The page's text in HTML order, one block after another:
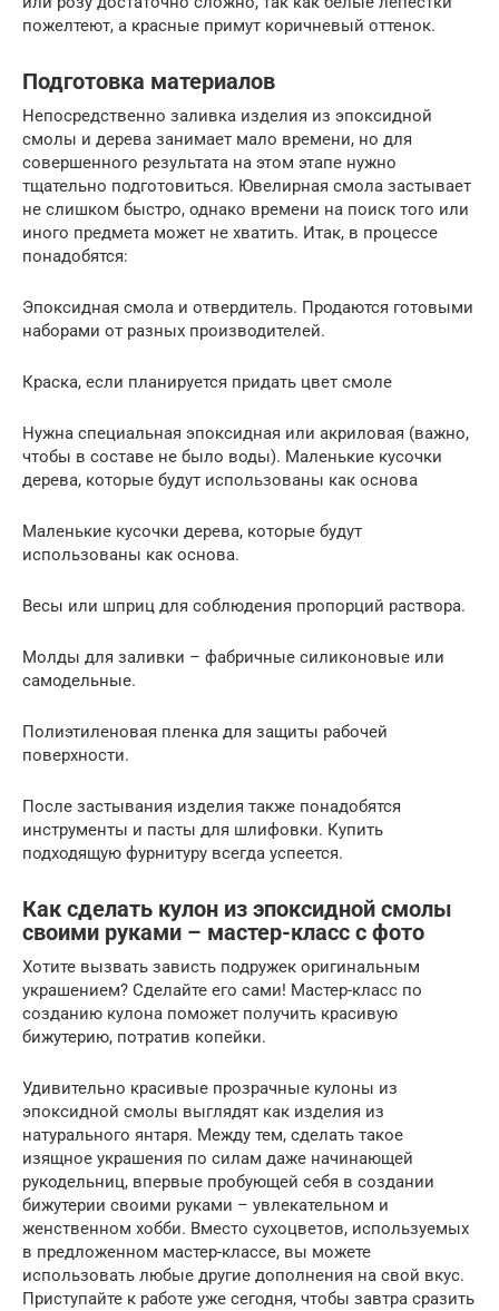
пожелтеют, а красные примут коричневый оттенок.
Подготовка материалов
Непосредственно заливка изделия из эпоксидной
смолы и дерева занимает мало времени, но для
совершенного результата на этом этапе нужно
тщательно подготовиться. Ювелирная смола застывает
не слишком быстро, однако времени на поиск того или
иного предмета может не хватить. Итак, в процессе
понадобятся:
Эпоксидная смола и отвердитель. Продаются готовыми
наборами от разных производителей.
Краска, если планируется придать цвет смоле
Нужна специальная эпоксидная или акриловая (важно,
чтобы в составе не было воды). Маленькие кусочки
дерева, которые будут использованы как основа
Маленькие кусочки дерева, которые будут
использованы как основа.
Весы или шприц для соблюдения пропорций раствора.
Молды для заливки – фабричные силиконовые или
самодельные.
Полиэтиленовая пленка для защиты рабочей
поверхности.
После застывания изделия также понадобятся
инструменты и пасты для шлифовки. Купить
подходящую фурнитуру всегда успеется.
Как сделать кулон из эпоксидной смолы
своими руками – мастер-класс с фото
Хотите вызвать зависть подружек оригинальным
украшением? Сделайте его сами! Мастер-класс по
созданию кулона поможет получить красивую
бижутерию, потратив копейки.
Удивительно красивые прозрачные кулоны из
эпоксидной смолы выглядят как изделия из
натурального янтаря. Между тем, сделать такое
изящное украшения по силам даже начинающей
рукодельниц, впервые пробующей себя в создании
бижутерии своими руками – увлекательном и
женственном хобби. Вместо сухоцветов, используемых
в предложенном мастер-классе, вы можете
использовать любые другие дополнения на свой вкус.
Приступайте к работе уже сегодня, чтобы завтра сразить